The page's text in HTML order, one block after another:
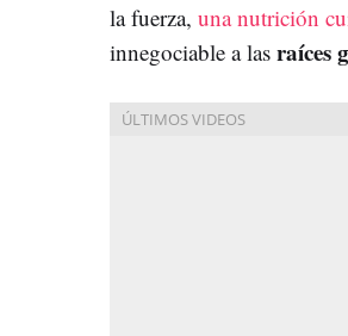
la fuerza, una nutrición
innegociable a las raíces